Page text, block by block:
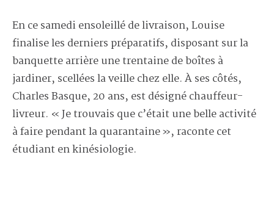
En ce samedi ensoleillé de livraison, Louise
finalise les derniers préparatifs, disposant sur la
banquette arrière une trentaine de boîtes à
jardiner, scellées la veille chez elle. À ses côtés,
Charles Basque, 20 ans, est désigné chauffeur-
livreur. « Je trouvais que c’était une belle activité
à faire pendant la quarantaine », raconte cet
étudiant en kinésiologie.